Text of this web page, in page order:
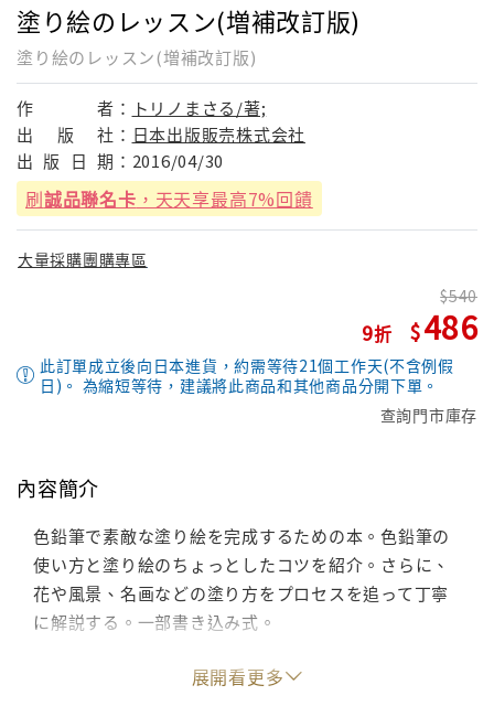
塗り絵のレッスン(増補改訂版)
塗り絵のレッスン(増補改訂版)
作 者： トリノまさる/著;
出
版 社： 日本出版販売株式会社
出 版 日 期： 2016/04/30
刷誠品聯名卡 ，天天享最高7%回饋
大量採購團購專區
9
540
486
此訂單成立後向日本進貨，約需等待21個工作天(不含例假
日)。 為縮短等待，建議將此商品和其他商品分開下單。
查詢門市庫存
內容簡介
色鉛筆で素敵な塗り絵を完成するための本。色鉛筆の
使い方と塗り絵のちょっとしたコツを紹介。さらに、
花や風景、名画などの塗り方をプロセスを追って丁寧
に解説する。一部書き込み式。
展開看更多